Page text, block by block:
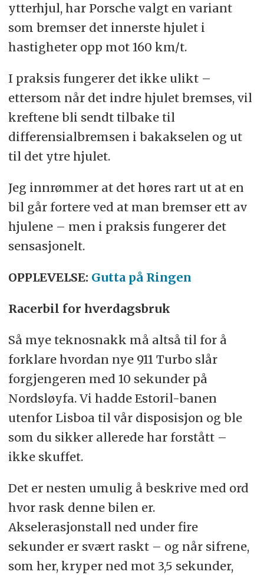
ytterhjul, har Porsche valgt en variant
som bremser det innerste hjulet i
hastigheter opp mot 160 km/t.
I praksis fungerer det ikke ulikt –
ettersom når det indre hjulet bremses, vil
kreftene bli sendt tilbake til
differensialbremsen i bakakselen og ut
til det ytre hjulet.
Jeg innrømmer at det høres rart ut at en
bil går fortere ved at man bremser ett av
hjulene – men i praksis fungerer det
sensasjonelt.
OPPLEVELSE: Gutta på Ringen
Racerbil for hverdagsbruk
Så mye teknosnakk må altså til for å
forklare hvordan nye 911 Turbo slår
forgjengeren med 10 sekunder på
Nordsløyfa. Vi hadde Estoril-banen
utenfor Lisboa til vår disposisjon og ble
som du sikker allerede har forstått –
ikke skuffet.
Det er nesten umulig å beskrive med ord
hvor rask denne bilen er.
Akselerasjonstall ned under fire
sekunder er svært raskt – og når sifrene,
som her, kryper ned mot 3,5 sekunder,